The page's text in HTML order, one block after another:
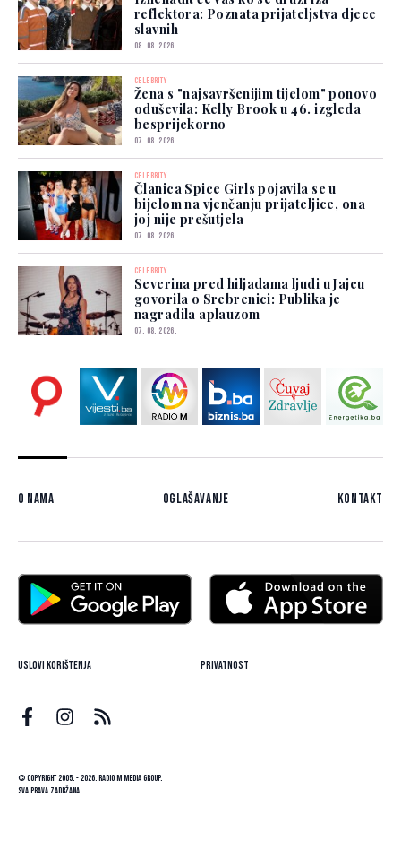
reflektora: Poznata prijateljstva djece
slavnih
08. 08. 2026.
CELEBRITY
Žena s "najsavršenijim tijelom" ponovo
oduševila: Kelly Brook u 46. izgleda
besprijekorno
07. 08. 2026.
CELEBRITY
Članica Spice Girls pojavila se u
bijelom na vjenčanju prijateljice, ona
joj nije prešutjela
07. 08. 2026.
CELEBRITY
Severina pred hiljadama ljudi u Jajcu
govorila o Srebrenici: Publika je
nagradila aplauzom
07. 08. 2026.
O nama Oglašavanje Kontakt
Uslovi korištenja Privatnost
© Copyright 2005. - 2026. Radio M Media Group.
Sva prava zadržana.